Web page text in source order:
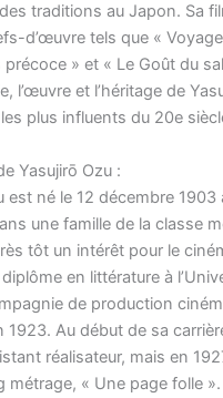
traditions au Japon. Sa
d’œuvre tels que «
précoce » et « Le Goût du
l’œuvre et l’héritage de
plus influents du 20e
Yasujirō Ozu :
est né le 12 décembre
une famille de la classe
tôt un intérêt pour le
en littérature à
de production
1923. Au début de sa
réalisateur, mais en
métrage, « Une page folle